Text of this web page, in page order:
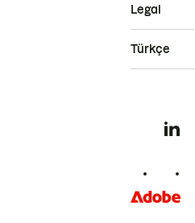
Legal
Türkçe